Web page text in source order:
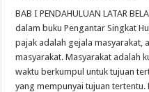
BAB I PENDAHULUAN LATAR
dalam buku Pengantar Singkat
pajak adalah gejala masyarakat,
masyarakat. Masyarakat adalah
waktu berkumpul untuk tujuan
yang mempunyai tujuan